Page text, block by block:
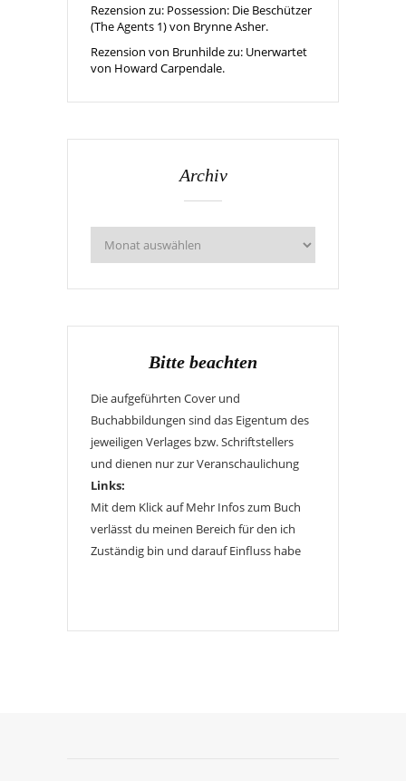
Rezension zu: Possession: Die Beschützer
(The Agents 1) von Brynne Asher.
Rezension von Brunhilde zu: Unerwartet
von Howard Carpendale.
Archiv
Bitte beachten
Die aufgeführten Cover und
Buchabbildungen sind das Eigentum des
jeweiligen Verlages bzw. Schriftstellers
und dienen nur zur Veranschaulichung
Links:
Mit dem Klick auf Mehr Infos zum Buch
verlässt du meinen Bereich für den ich
Zuständig bin und darauf Einfluss habe